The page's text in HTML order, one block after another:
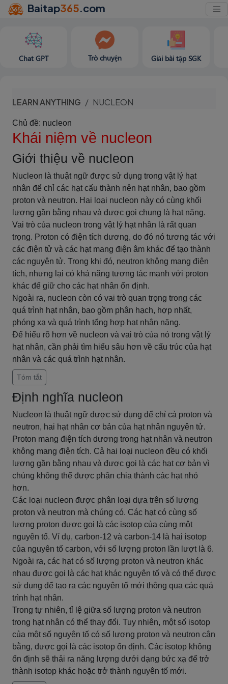
Baitap365.com
Chat GPT Trò chuyện Giải bài tập SGK
LEARN ANYTHING NUCLEON
Chủ đề: nucleon
Khái niệm về nucleon
Giới thiệu về nucleon
Nucleon là thuật ngữ được sử dụng trong vật lý hạt
nhân để chỉ các hạt cấu thành nên hạt nhân, bao gồm
proton và neutron. Hai loại nucleon này có cùng khối
lượng gần bằng nhau và được gọi chung là hạt nặng.
Vai trò của nucleon trong vật lý hạt nhân là rất quan
trọng. Proton có điện tích dương, do đó nó tương tác với
các điện tử và các hạt mang điện âm khác để tạo thành
các nguyên tử. Trong khi đó, neutron không mang điện
tích, nhưng lại có khả năng tương tác mạnh với proton
khác để giữ cho các hạt nhân ổn định.
Ngoài ra, nucleon còn có vai trò quan trọng trong các
quá trình hạt nhân, bao gồm phân hạch, hợp nhất,
phóng xạ và quá trình tổng hợp hạt nhân nặng.
Để hiểu rõ hơn về nucleon và vai trò của nó trong vật lý
hạt nhân, cần phải tìm hiểu sâu hơn về cấu trúc của hạt
nhân và các quá trình hạt nhân.
Tóm tắt
Định nghĩa nucleon
Nucleon là thuật ngữ được sử dụng để chỉ cả proton và
neutron, hai hạt nhân cơ bản của hạt nhân nguyên tử.
Proton mang điện tích dương trong hạt nhân và neutron
không mang điện tích. Cả hai loại nucleon đều có khối
lượng gần bằng nhau và được gọi là các hạt cơ bản vì
chúng không thể được phân chia thành các hạt nhỏ
hơn.
Các loại nucleon được phân loại dựa trên số lượng
proton và neutron mà chúng có. Các hạt có cùng số
lượng proton được gọi là các isotop của cùng một
nguyên tố. Ví dụ, carbon-12 và carbon-14 là hai isotop
của nguyên tố carbon, với số lượng proton lần lượt là 6.
Ngoài ra, các hạt có số lượng proton và neutron khác
nhau được gọi là các hạt khác nguyên tố và có thể được
sử dụng để tạo ra các nguyên tố mới thông qua các quá
trình hạt nhân.
Trong tự nhiên, tỉ lệ giữa số lượng proton và neutron
trong hạt nhân có thể thay đổi. Tuy nhiên, một số isotop
của một số nguyên tố có số lượng proton và neutron cân
bằng, được gọi là các isotop ổn định. Các isotop không
ổn định sẽ thải ra năng lượng dưới dạng bức xạ để trở
thành isotop khác hoặc trở thành nguyên tố mới.